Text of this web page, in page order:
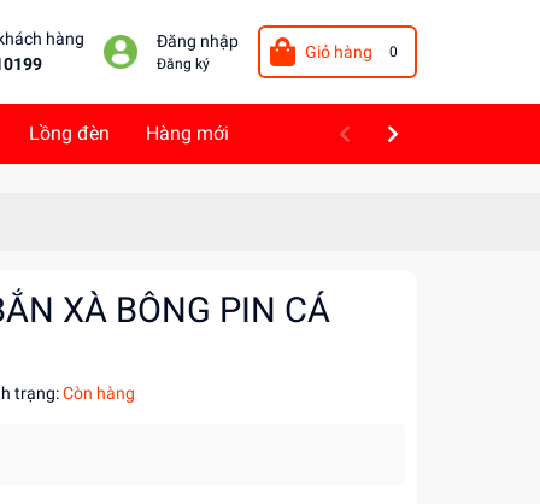
hàng
Đăng nhập
Đăng ký
Giỏ hàng 0
Lồng đèn Hàng mới
XÀ BÔNG PIN CÁ
trạng:Còn hàng